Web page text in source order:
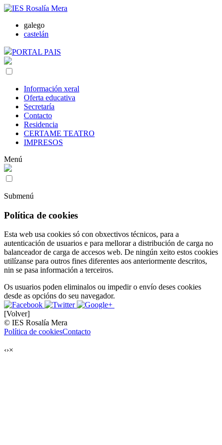
galego
castelán
PORTAL PAIS
Información xeral
Oferta educativa
Secretaría
Contacto
Residencia
CERTAME TEATRO
IMPRESOS
Menú
Submenú
Política de cookies
Esta web usa cookies só con obxectivos técnicos, para a
autenticación de usuarios e para mellorar a distribución de carga no
balanceador de carga de accesos web. De ningún xeito estos cookies
utilízanse para outros fines diferentes aos anteriormente descritos,
nin se pasa información a terceiros.
Os usuarios poden eliminalos ou impedir o envío deses cookies
desde as opcións do seu navegador.
[Volver]
© IES Rosalía Mera
Política de cookiesContacto
‹›×